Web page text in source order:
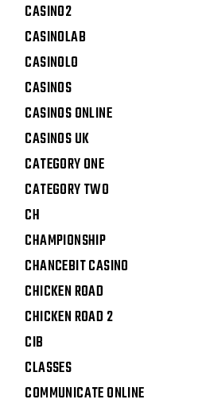
CASINO2
CASINOLAB
CASINOLO
CASINOS
CASINOS ONLINE
CASINOS UK
CATEGORY ONE
CATEGORY TWO
CH
CHAMPIONSHIP
CHANCEBIT CASINO
CHICKEN ROAD
CHICKEN ROAD 2
CIB
CLASSES
COMMUNICATE ONLINE